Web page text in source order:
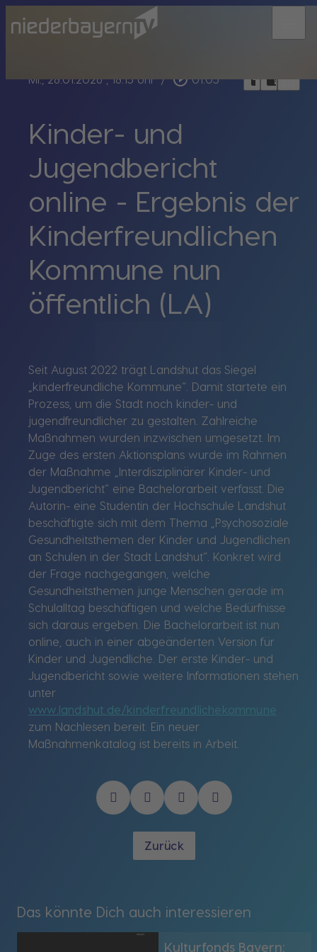
Mi., 28.01.2026, 18:15 Uhr / play_circle_outline 01:05 headphoneschrome_reader_modebookmark_border
Kinder- und
Jugendbericht
online - Ergebnis der
Kinderfreundlichen
Kommune nun
öffentlich (LA)
Seit August 2022 trägt Landshut das Siegel
„kinderfreundliche Kommune“. Damit startete ein
Prozess, um die Stadt noch kinder- und
jugendfreundlicher zu gestalten. Zahlreiche
Maßnahmen wurden inzwischen umgesetzt. Im
Zuge des ersten Aktionsplans wurde im Rahmen
der Maßnahme „Interdisziplinärer Kinder- und
Jugendbericht“ eine Bachelorarbeit verfasst. Die
Autorin- eine Studentin der Hochschule Landshut
beschäftigte sich mit dem Thema „Psychosoziale
Gesundheitsthemen der Kinder und Jugendlichen
an Schulen in der Stadt Landshut“. Konkret wird
der Frage nachgegangen, welche
Gesundheitsthemen junge Menschen gerade im
Schulalltag beschäftigen und welche Bedürfnisse
sich daraus ergeben. Die Bachelorarbeit ist nun
online, auch in einer abgeänderten Version für
Kinder und Jugendliche. Der erste Kinder- und
Jugendbericht sowie weitere Informationen stehen
unter
www.landshut.de/kinderfreundlichekommune
zum Nachlesen bereit. Ein neuer
Maßnahmenkatalog ist bereits in Arbeit.
Zurück
Das könnte Dich auch interessieren
Kulturfonds Bayern: